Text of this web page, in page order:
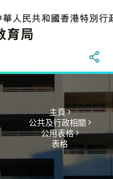
主頁 >
公共及行政相關 >
公用表格 >
表格